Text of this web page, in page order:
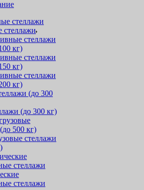
стеллажи
стеллажи
кг)
стеллажи
кг)
стеллажи
кг)
(до 300 кг)
стеллажи
стеллажи